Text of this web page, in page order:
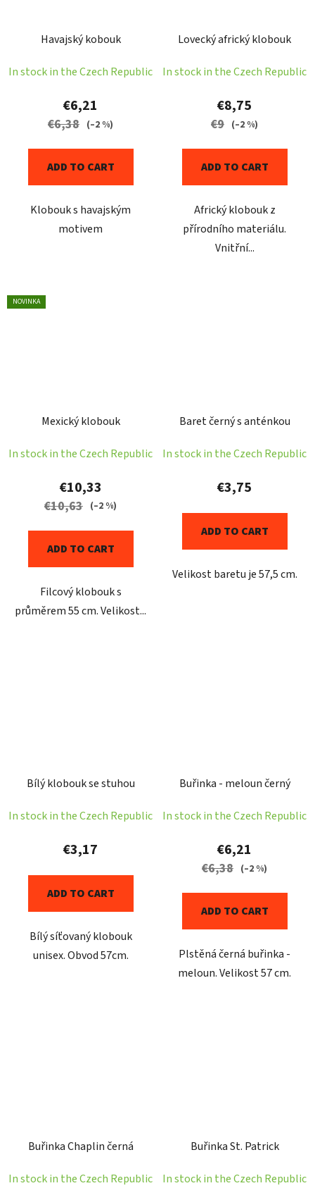
Havajský kobouk
In stock in the Czech Republic
€6,21
€6,38 (–2 %)
ADD TO CART
Klobouk s havajským
motivem
Lovecký africký klobouk
In stock in the Czech Republic
€8,75
€9 (–2 %)
ADD TO CART
Africký klobouk z
přírodního materiálu.
Vnitřní...
NOVINKA
Mexický klobouk
In stock in the Czech Republic
€10,33
€10,63 (–2 %)
ADD TO CART
Filcový klobouk s
průměrem 55 cm. Velikost...
Baret černý s anténkou
In stock in the Czech Republic
€3,75
ADD TO CART
Velikost baretu je 57,5 cm.
Bílý klobouk se stuhou
In stock in the Czech Republic
€3,17
ADD TO CART
Bílý síťovaný klobouk
unisex. Obvod 57cm.
Buřinka - meloun černý
In stock in the Czech Republic
€6,21
€6,38 (–2 %)
ADD TO CART
Plstěná černá buřinka -
meloun. Velikost 57 cm.
Buřinka Chaplin černá
In stock in the Czech Republic
Buřinka St. Patrick
In stock in the Czech Republic